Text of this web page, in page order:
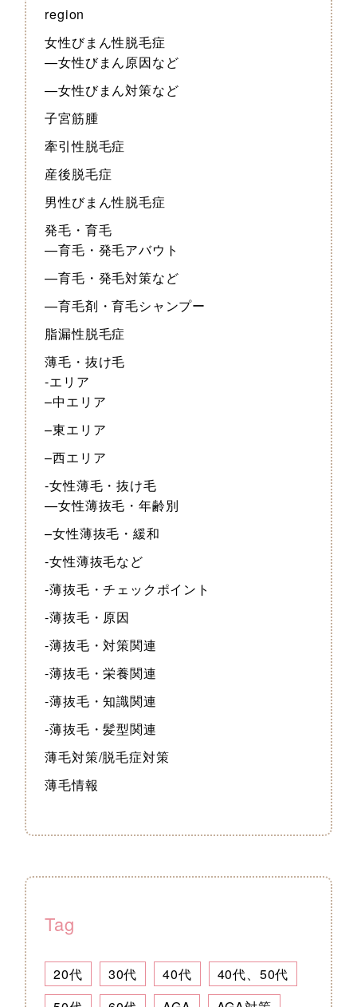
region
女性びまん性脱毛症
—女性びまん原因など
—女性びまん対策など
子宮筋腫
牽引性脱毛症
産後脱毛症
男性びまん性脱毛症
発毛・育毛
—育毛・発毛アバウト
—育毛・発毛対策など
—育毛剤・育毛シャンプー
脂漏性脱毛症
薄毛・抜け毛
-エリア
–中エリア
–東エリア
–西エリア
-女性薄毛・抜け毛
—女性薄抜毛・年齢別
–女性薄抜毛・緩和
-女性薄抜毛など
-薄抜毛・チェックポイント
-薄抜毛・原因
-薄抜毛・対策関連
-薄抜毛・栄養関連
-薄抜毛・知識関連
-薄抜毛・髪型関連
薄毛対策/脱毛症対策
薄毛情報
Tag
20代 30代 40代
40代、50代